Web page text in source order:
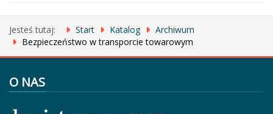
Jesteś tutaj: Start Katalog
Archiwum
Bezpieczeństwo w transporcie towarowym
O NAS